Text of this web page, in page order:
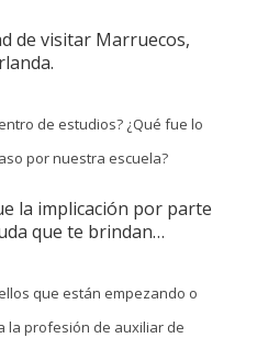
de visitar Marruecos,
de estudios? ¿Qué fue lo
por nuestra escuela?
la implicación por parte
que te brindan…
que están empezando o
la profesión de auxiliar de